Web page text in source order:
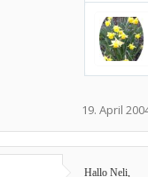
19. April
Hallo Neli,